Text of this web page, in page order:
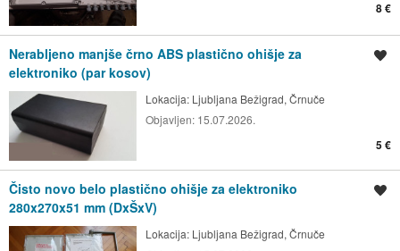
8 €
Nerabljeno manjše črno ABS plastično ohišje za
elektroniko (par kosov)
Lokacija: Ljubljana Bežigrad, Črnuče
Objavljen: 15.07.2026.
5 €
Čisto novo belo plastično ohišje za elektroniko
280x270x51 mm (DxŠxV)
Lokacija: Ljubljana Bežigrad, Črnuče